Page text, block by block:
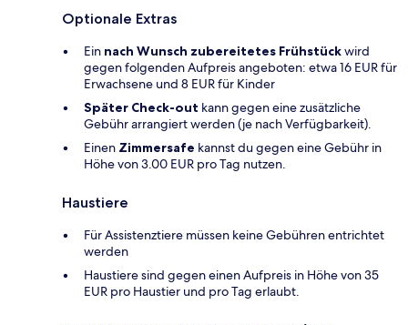
Optionale Extras
Ein nach Wunsch zubereitetes Frühstückwird
gegen folgenden Aufpreis angeboten: etwa 16 EUR für
Erwachsene und 8 EUR für Kinder
Später Check-out kann gegen eine zusätzliche
Gebühr arrangiert werden (je nach Verfügbarkeit).
Einen Zimmersafe kannst du gegen eine Gebühr in
Höhe von 3.00 EUR pro Tag nutzen.
Haustiere
Für Assistenztiere müssen keine Gebühren entrichtet
werden
Haustiere sind gegen einen Aufpreis in Höhe von 35
EUR pro Haustier und pro Tag erlaubt.